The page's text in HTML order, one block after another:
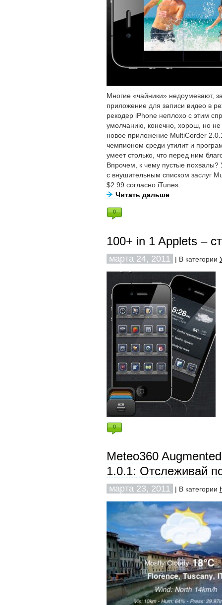
Многие «чайники» недоумевают,
приложение для записи видео в
рекодер iPhone неплохо с этим
умолчанию, конечно, хорош, но не
новое приложение MultiCorder
чемпионом среди утилит и
умеет столько, что перед ним
Впрочем, к чему пустые
с внушительным списком заслуг
$2.99 согласно iTunes.
Читать дальше
0
100+ in 1 Applets –
марта 24, 2011 | В категории
0
Meteo360
1.0.1: Отслеживай
марта 23, 2011 | В категории